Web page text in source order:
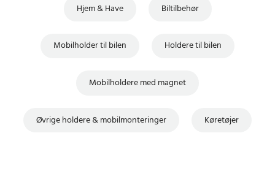
Hjem & Have Biltilbehør
Mobilholder til bilen Holdere til bilen
Mobilholdere med magnet
Øvrige holdere & mobilmonteringer Køretøjer